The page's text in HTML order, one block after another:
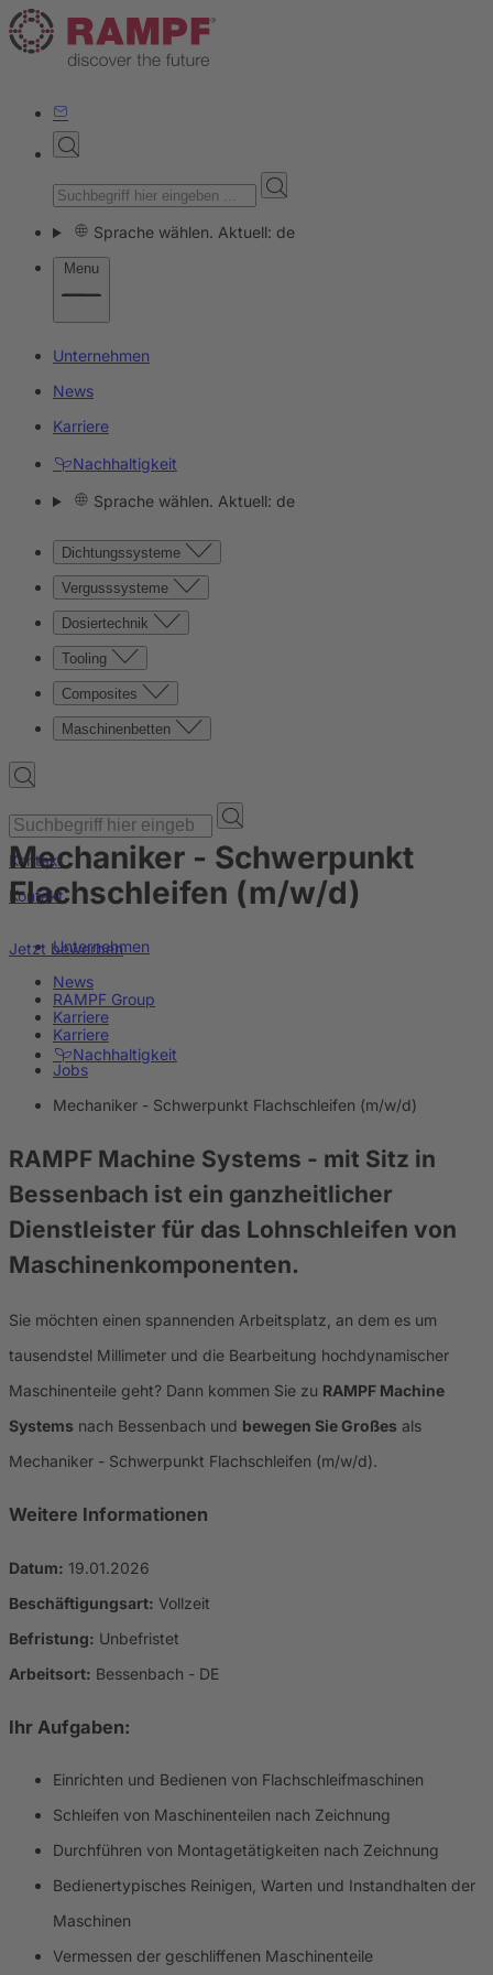
Sprache wählen. Aktuell: de
Menu
Unternehmen
News
Karriere
Nachhaltigkeit
Sprache wählen. Aktuell: de
Dichtungssysteme
Vergusssysteme
Dosiertechnik
Tooling
Composites
Maschinenbetten
Kontakt
Kontakt
Unternehmen
News
Karriere
Nachhaltigkeit
Mechaniker - Schwerpunkt
Flachschleifen (m/w/d)
Jetzt bewerben
RAMPF Group
Karriere
Jobs
Mechaniker - Schwerpunkt Flachschleifen (m/w/d)
RAMPF Machine Systems - mit Sitz in
Bessenbach ist ein ganzheitlicher
Dienstleister für das Lohnschleifen von
Maschinenkomponenten.
Sie möchten einen spannenden Arbeitsplatz, an dem es um
tausendstel Millimeter und die Bearbeitung hochdynamischer
Maschinenteile geht? Dann kommen Sie zu RAMPF Machine
Systems nach Bessenbach und bewegen Sie Großes als
Mechaniker - Schwerpunkt Flachschleifen (m/w/d).
Weitere Informationen
Datum: 19.01.2026
Beschäftigungsart: Vollzeit
Befristung: Unbefristet
Arbeitsort: Bessenbach - DE
Ihr Aufgaben:
Einrichten und Bedienen von Flachschleifmaschinen
Schleifen von Maschinenteilen nach Zeichnung
Durchführen von Montagetätigkeiten nach Zeichnung
Bedienertypisches Reinigen, Warten und Instandhalten der
Maschinen
Vermessen der geschliffenen Maschinenteile